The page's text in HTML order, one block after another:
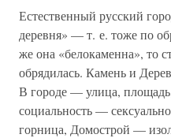
Естественный русский
деревня» — т. е. тоже по
же она «белокаменна», то
обрядилась. Камень и
В городе — улица,
социальность —
горница, Домострой —